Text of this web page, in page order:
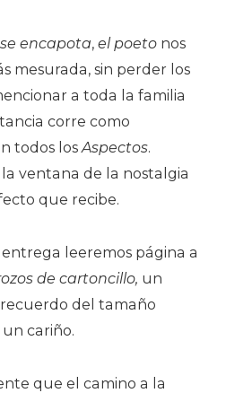
encapota, el poeto nos
mesurada, sin perder los
a toda la familia
corre como
todos losAspectos.
ventana de la nostalgia
que recibe.
leeremos página a
de cartoncillo, un
del tamaño
un cariño.
que el camino a la